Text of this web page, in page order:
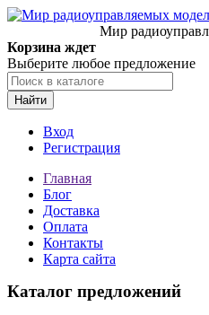
Мир
Корзина ждет
Выберите любое предложение
Найти
Вход
Регистрация
Главная
Блог
Доставка
Оплата
Контакты
Карта сайта
Каталог предложений